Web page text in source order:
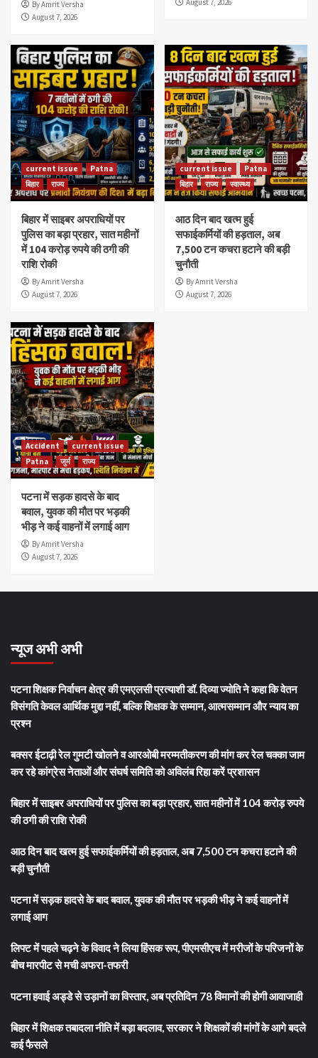
By Amrit Versha
August 7, 2026
current issue
Patna
बिहार
राज्य
बिहार में साइबर अपराधियों पर
पुलिस का बड़ा प्रहार, सात महीनों
में 104 करोड़ रुपये की ठगी की
राशि रोकी
By Amrit Versha
August 7, 2026
current issue
Patna
बिहार
राज्य स्वास्थ्य
आठ दिन बाद खत्म हुई
सफाईकर्मियों की हड़ताल, अब
7,500 टन कचरा हटाने की बड़ी
चुनौती
By Amrit Versha
August 7, 2026
Accident
current issue
Patna
जुर्म राज्य
पटना में सड़क हादसे के बाद
बवाल, युवक की मौत पर भड़की
भीड़ ने कई वाहनों में लगाई आग
By Amrit Versha
August 7, 2026
न्यूज अभी अभी
पटना शिक्षक निर्वाचन क्षेत्र की एमएलसी प्रत्याशी डॉ. दिव्या ज्योति ने कहा कि वेतन
विसंगति केवल आर्थिक मुद्दा नहीं, बल्कि शिक्षक के सम्मान, आत्मसम्मान और न्याय का
प्रश्न
बक्सर ईटाढ़ी रेल गुमटी खोलने व आरओबी मरम्मतीकरण की मांग कर रेल चक्का जाम
कर रहे कांग्रेस नेताओं और संघर्ष समिति को अविलंब रिहा करें प्रशासन
बिहार में साइबर अपराधियों पर पुलिस का बड़ा प्रहार, सात महीनों में 104 करोड़ रुपये
की ठगी की राशि रोकी
आठ दिन बाद खत्म हुई सफाईकर्मियों की हड़ताल, अब 7,500 टन कचरा हटाने की
बड़ी चुनौती
पटना में सड़क हादसे के बाद बवाल, युवक की मौत पर भड़की भीड़ ने कई वाहनों में
लगाई आग
लिफ्ट में पहले चढ़ने के विवाद ने लिया हिंसक रूप, पीएमसीएच में मरीजों के परिजनों के
बीच मारपीट से मची अफरा-तफरी
पटना हवाई अड्डे से उड़ानों का विस्तार, अब प्रतिदिन 78 विमानों की होगी आवाजाही
बिहार में शिक्षक तबादला नीति में बड़ा बदलाव, सरकार ने शिक्षकों की मांगों के आगे बदले
कई फैसले